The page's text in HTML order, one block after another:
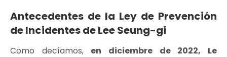
Antecedentes de la Ley de Prevención
de Incidentes de Lee Seung-gi
Como decíamos, en diciembre de 2022, Le